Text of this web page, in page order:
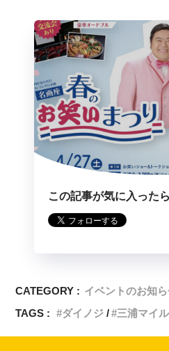
この記事が気に入った
CATEGORY : イベントのお知
TAGS :
ダイノジ 三浦マイ